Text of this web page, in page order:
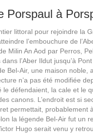
Porspaul à
littoral pour rejoindre la
l’embouchure de
Milin An Aod par Perros,
l’Aber Ildut jusqu’à
Bel-Air, une maison noble,
n’a pas été modifiée
défendaient, la cale et le
canons. L’endroit est si
permettait, probablement
la légende Bel-Air fut un
Hugo serait venu y